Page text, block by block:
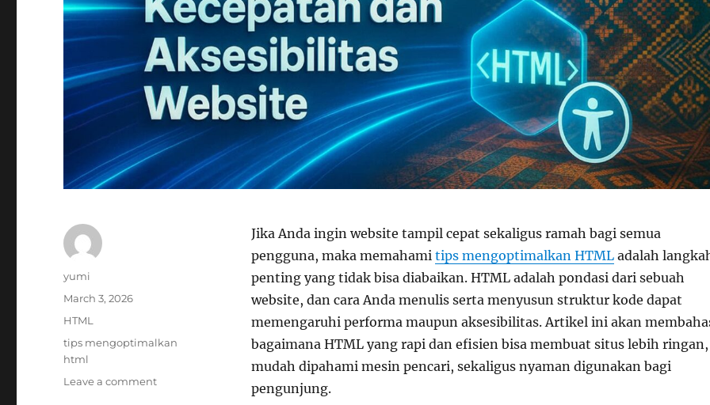
Jika Anda ingin website tampil cepat sekaligus ramah bagi semua
pengguna, maka memahami tips mengoptimalkan HTMLadalah
penting yang tidak bisa diabaikan. HTML adalah pondasi dari sebuah
website, dan cara Anda menulis serta menyusun struktur kode dapat
memengaruhi performa maupun aksesibilitas. Artikel ini akan
bagaimana HTML yang rapi dan efisien bisa membuat situs lebih ringan,
mudah dipahami mesin pencari, sekaligus nyaman digunakan bagi
pengunjung.
Author
yumi
Posted
March 3, 2026
Categories
HTML
Tags
tips mengoptimalkan
html
Leave a commenton